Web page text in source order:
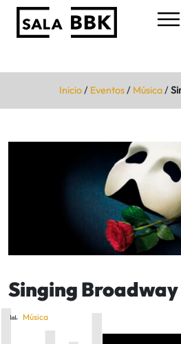
Inicio/ Eventos/ Música/
Singing Broadway
Música